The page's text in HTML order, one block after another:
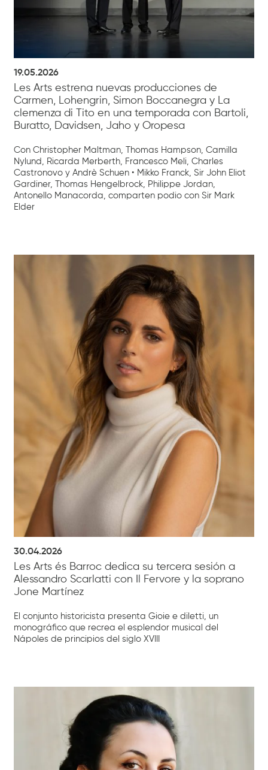
19.05.2026
Les Arts estrena nuevas producciones de
Carmen, Lohengrin, Simon Boccanegra y La
clemenza di Tito en una temporada con Bartoli,
Buratto, Davidsen, Jaho y Oropesa
Con Christopher Maltman, Thomas Hampson, Camilla
Nylund, Ricarda Merberth, Francesco Meli, Charles
Castronovo y Andrè Schuen • Mikko Franck, Sir John Eliot
Gardiner, Thomas Hengelbrock, Philippe Jordan,
Antonello Manacorda, comparten podio con Sir Mark
Elder
30.04.2026
Les Arts és Barroc dedica su tercera sesión a
Alessandro Scarlatti con Il Fervore y la soprano
Jone Martínez
El conjunto historicista presenta Gioie e diletti, un
monográfico que recrea el esplendor musical del
Nápoles de principios del siglo XVIII